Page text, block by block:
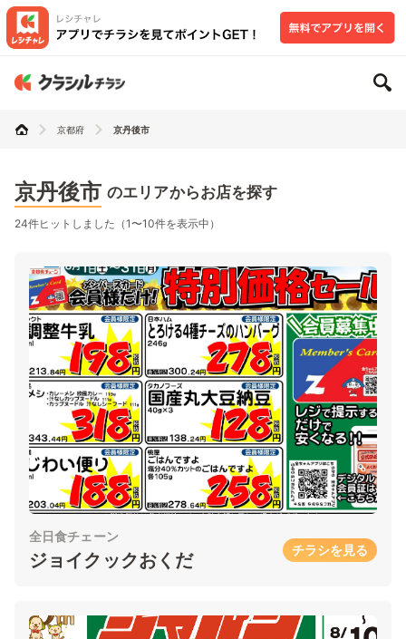
京都府 京丹後市
京丹後市 のエリアからお店を探す
24件ヒットしました（1〜10件を表示中）
全日食チェーン
ジョイクックおくだ チラシを見る